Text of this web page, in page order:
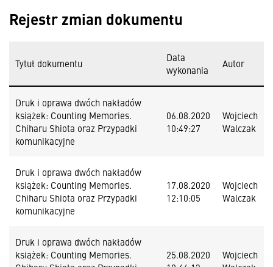
Rejestr zmian dokumentu
Tytuł dokumentu
Data
wykonania
Autor
Druk i oprawa dwóch nakładów
książek: Counting Memories.
Chiharu Shiota oraz Przypadki
komunikacyjne
06.08.2020
10:49:27
Wojciech
Walczak
Druk i oprawa dwóch nakładów
książek: Counting Memories.
Chiharu Shiota oraz Przypadki
komunikacyjne
17.08.2020
12:10:05
Wojciech
Walczak
Druk i oprawa dwóch nakładów
książek: Counting Memories.
25.08.2020
Wojciech